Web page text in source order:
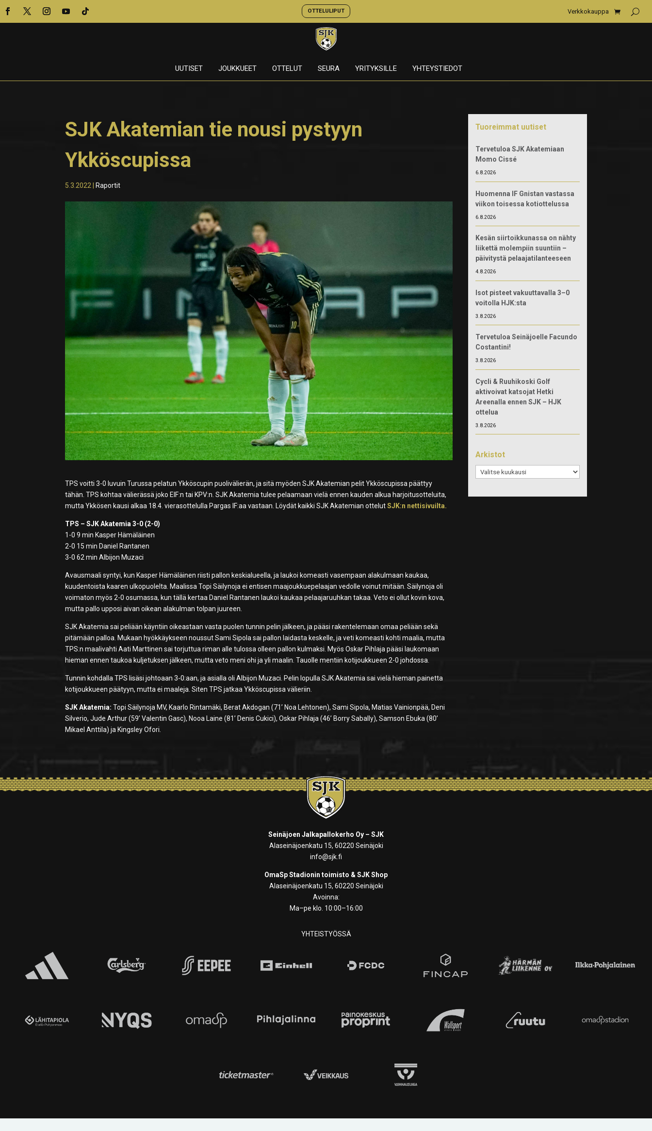
OTTELULIPUT Verkkokauppa
UUTISET JOUKKUEET OTTELUT SEURA YRITYKSILLE YHTEYSTIEDOT
SJK Akatemian tie nousi pystyyn
Ykköscupissa
5.3.2022 Raportit
TPS voitti 3-0 luvuin Turussa pelatun Ykköscupin puolivälierän, ja sitä myöden SJK Akatemian pelit Ykköscupissa päättyy
tähän. TPS kohtaa välierässä joko EIF:n tai KPV:n. SJK Akatemia tulee pelaamaan vielä ennen kauden alkua harjoitusotteluita,
mutta Ykkösen kausi alkaa 18.4. vierasottelulla Pargas IF:aa vastaan. Löydät kaikki SJK Akatemian ottelutSJK:n nettisivuilta.
TPS – SJK Akatemia 3-0 (2-0)
1-0 9 min Kasper Hämäläinen
2-0 15 min Daniel Rantanen
3-0 62 min Albijon Muzaci
Avausmaali syntyi, kun Kasper Hämäläinen riisti pallon keskialueella, ja laukoi komeasti vasempaan alakulmaan kaukaa,
kuudentoista kaaren ulkopuolelta. Maalissa Topi Säilynoja ei entisen maajoukkuepelaajan vedolle voinut mitään. Säilynoja oli
voimaton myös 2-0 osumassa, kun tällä kertaa Daniel Rantanen laukoi kaukaa pelaajaruuhkan takaa. Veto ei ollut kovin kova,
mutta pallo upposi aivan oikean alakulman tolpan juureen.
SJK Akatemia sai peliään käyntiin oikeastaan vasta puolen tunnin pelin jälkeen, ja pääsi rakentelemaan omaa peliään sekä
pitämään palloa. Mukaan hyökkäykseen noussut Sami Sipola sai pallon laidasta keskelle, ja veti komeasti kohti maalia, mutta
TPS:n maalivahti Aati Marttinen sai torjuttua riman alle tulossa olleen pallon kulmaksi. Myös Oskar Pihlaja pääsi laukomaan
hieman ennen taukoa kuljetuksen jälkeen, mutta veto meni ohi ja yli maalin. Tauolle mentiin kotijoukkueen 2-0 johdossa.
Tunnin kohdalla TPS lisäsi johtoaan 3-0:aan, ja asialla oli Albijon Muzaci. Pelin lopulla SJK Akatemia sai vielä hieman painetta
kotijoukkueen päätyyn, mutta ei maaleja. Siten TPS jatkaa Ykköscupissa välieriin.
SJK Akatemia: Topi Säilynoja MV, Kaarlo Rintamäki, Berat Akdogan (71’ Noa Lehtonen), Sami Sipola, Matias Vainionpää, Deni
Silverio, Jude Arthur (59’ Valentin Gasc), Nooa Laine (81’ Denis Cukici), Oskar Pihlaja (46’ Borry Sabally), Samson Ebuka (80’
Mikael Anttila) ja Kingsley Ofori.
Tuoreimmat uutiset
Tervetuloa SJK Akatemiaan
Momo Cissé
6.8.2026
Huomenna IF Gnistan vastassa
viikon toisessa kotiottelussa
6.8.2026
Kesän siirtoikkunassa on nähty
liikettä molempiin suuntiin –
päivitystä pelaajatilanteeseen
4.8.2026
Isot pisteet vakuuttavalla 3–0
voitolla HJK:sta
3.8.2026
Tervetuloa Seinäjoelle Facundo
Costantini!
3.8.2026
Cycli & Ruuhikoski Golf
aktivoivat katsojat Hetki
Areenalla ennen SJK – HJK
ottelua
3.8.2026
Arkistot
Arkistot
Seinäjoen Jalkapallokerho Oy – SJK
Alaseinäjoenkatu 15, 60220 Seinäjoki
info@sjk.fi
OmaSp Stadionin toimisto & SJK Shop
Alaseinäjoenkatu 15, 60220 Seinäjoki
Avoinna:
Ma–pe klo. 10:00–16:00
YHTEISTYÖSSÄ